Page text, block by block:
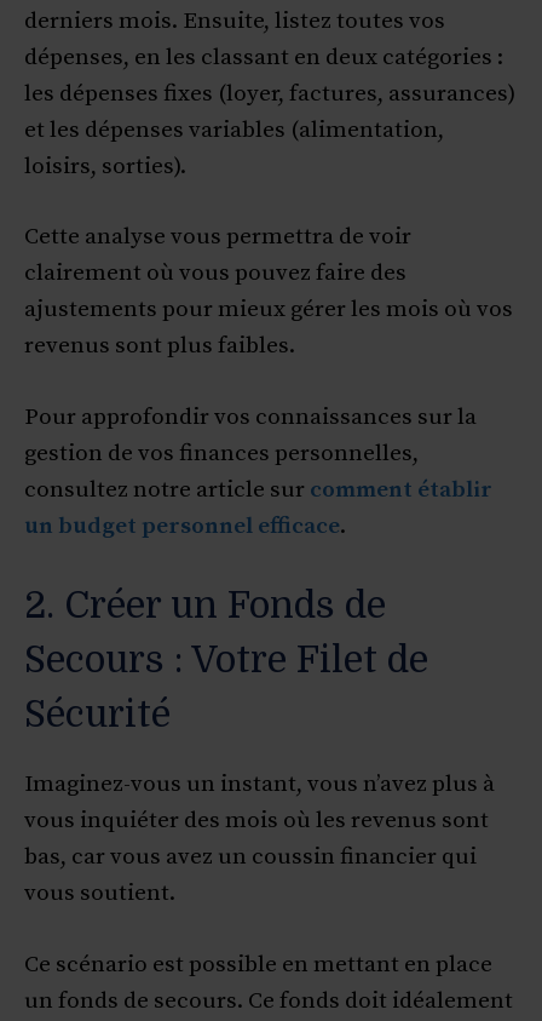
derniers mois. Ensuite, listez toutes vos
dépenses, en les classant en deux catégories :
les dépenses fixes (loyer, factures, assurances)
et les dépenses variables (alimentation,
loisirs, sorties).
Cette analyse vous permettra de voir
clairement où vous pouvez faire des
ajustements pour mieux gérer les mois où vos
revenus sont plus faibles.
Pour approfondir vos connaissances sur la
gestion de vos finances personnelles,
consultez notre article sur comment établir
un budget personnel efficace.
2. Créer un Fonds de
Secours : Votre Filet de
Sécurité
Imaginez-vous un instant, vous n’avez plus à
vous inquiéter des mois où les revenus sont
bas, car vous avez un coussin financier qui
vous soutient.
Ce scénario est possible en mettant en place
un fonds de secours. Ce fonds doit idéalement